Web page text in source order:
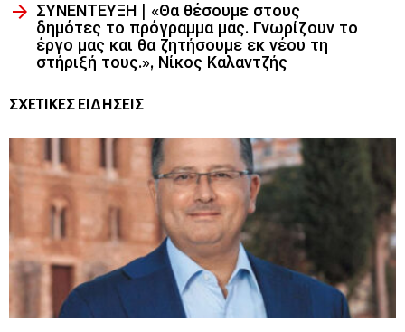
ΣΥΝΕΝΤΕΥΞΗ | «Θα θέσουμε στους
δημότες το πρόγραμμα μας. Γνωρίζουν το
έργο μας και θα ζητήσουμε εκ νέου τη
στήριξή τους.», Νίκος Καλαντζής
ΣΧΕΤΙΚΈΣ ΕΙΔΉΣΕΙΣ